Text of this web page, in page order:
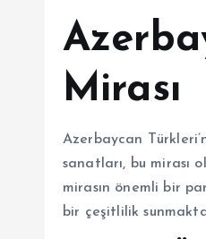
Mirası
Azerbaycan
sanatları, bu mirası
mirasın önemli bir
bir çeşitlilik